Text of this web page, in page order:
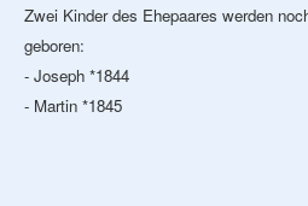
Zwei Kinder des Ehepaares werden
geboren:
- Joseph *1844
- Martin *1845